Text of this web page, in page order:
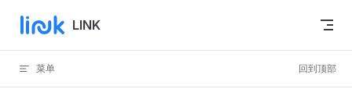
跳转到内容 LINK
菜单 回到顶部